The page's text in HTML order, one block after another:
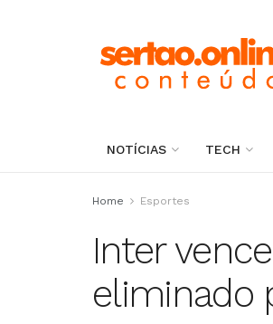
NOTÍCIAS TECH
Home Esportes
Inter
eliminado